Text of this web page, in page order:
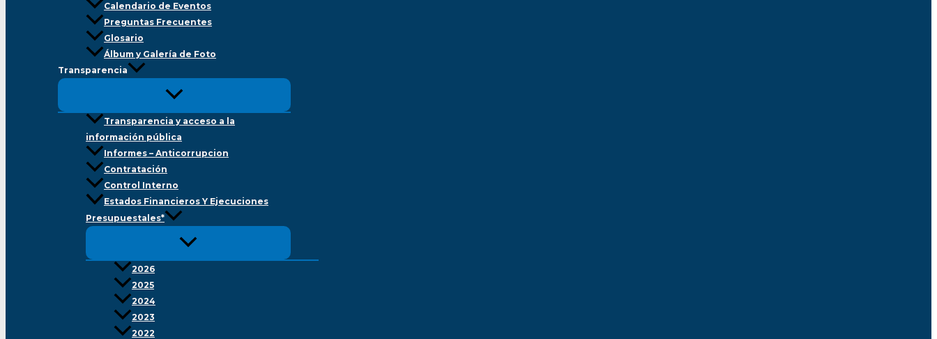
Calendario de Eventos
Preguntas Frecuentes
Glosario
Álbum y Galería de Foto
Transparencia
Transparencia y acceso a la
información pública
Informes – Anticorrupcion
Contratación
Control Interno
Estados Financieros Y Ejecuciones
Presupuestales*
2026
2025
2024
2023
2022